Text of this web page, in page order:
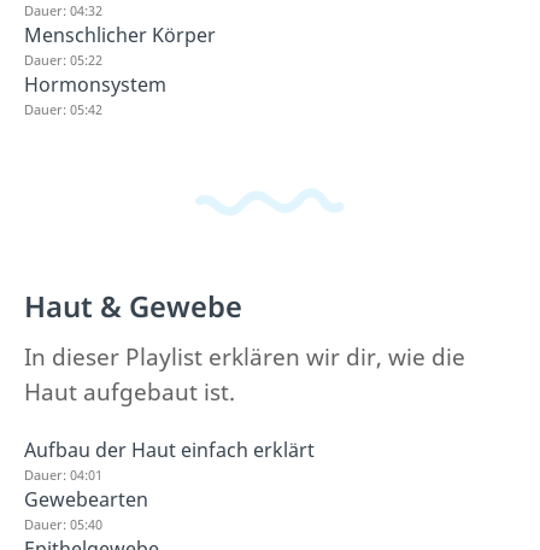
Dauer: 04:32
Menschlicher Körper
Dauer: 05:22
Hormonsystem
Dauer: 05:42
Haut & Gewebe
In dieser Playlist erklären wir dir, wie die
Haut aufgebaut ist.
Aufbau der Haut einfach erklärt
Dauer: 04:01
Gewebearten
Dauer: 05:40